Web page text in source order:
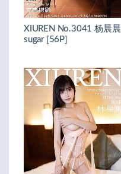
XIUREN No.3041 杨晨晨
sugar [56P]